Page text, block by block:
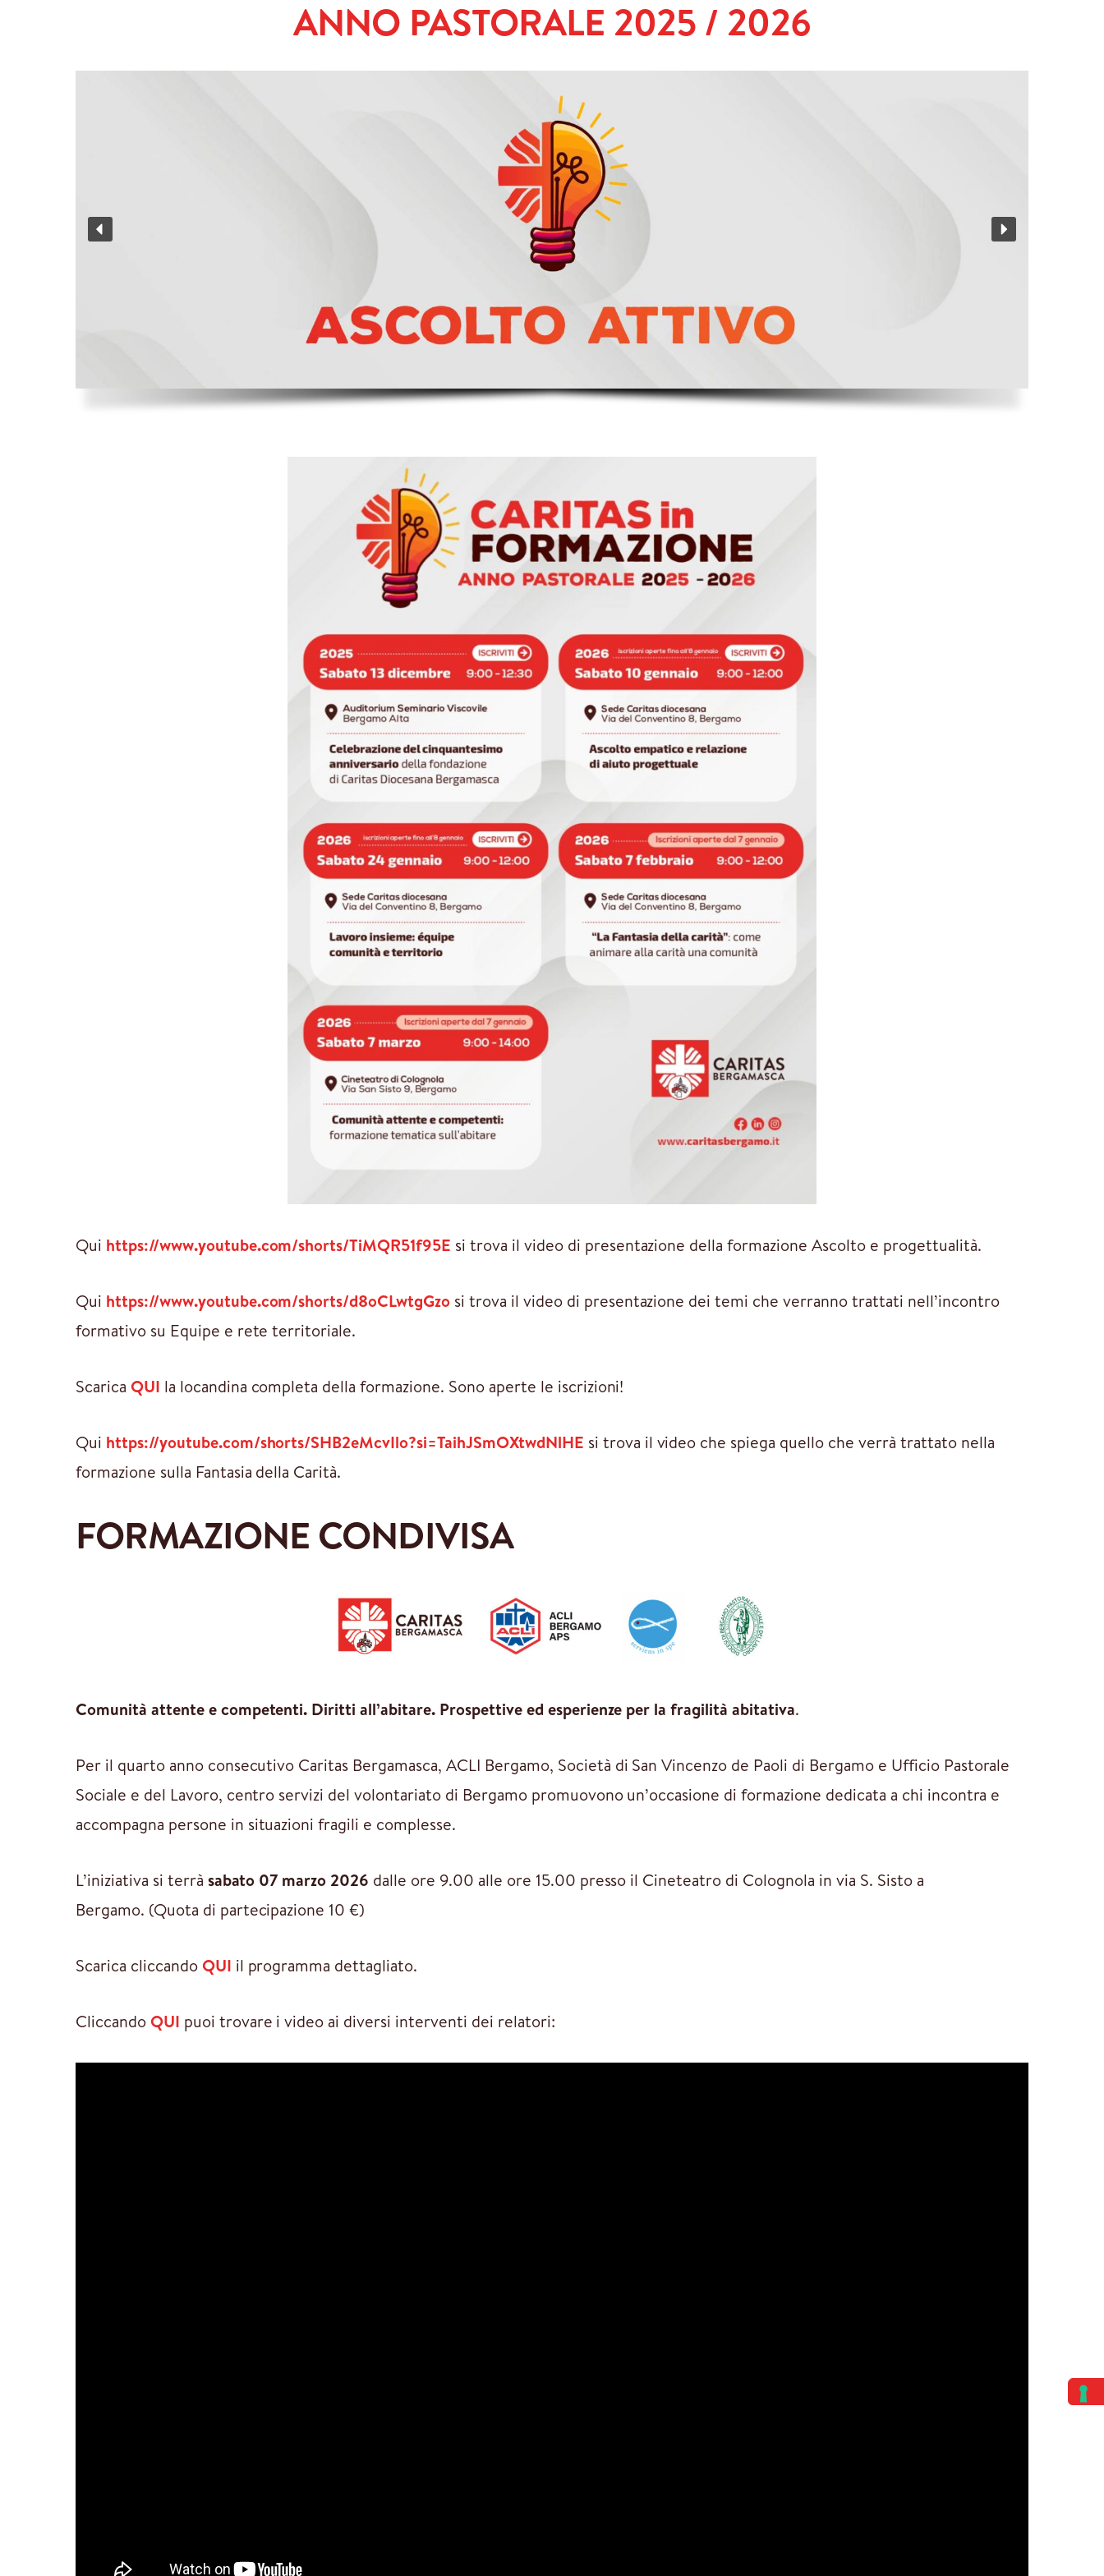
Giornata Internazionale di
contrasto alla povertà e
24 ore per la pace
ANNO PASTORALE 2025 / 2026
Qui https://www.youtube.com/shorts/TiMQR51f95E si trova il video di presentazione della formazione Ascolto e progettualità.
Qui https://www.youtube.com/shorts/d8oCLwtgGzo si trova il video di presentazione dei temi che verranno trattati nell’incontro
formativo su Equipe e rete territoriale.
Scarica QUI la locandina completa della formazione. Sono aperte le iscrizioni!
Qui https://youtube.com/shorts/SHB2eMcvIlo?si=TaihJSmOXtwdNlHE si trova il video che spiega quello che verrà trattato nella
formazione sulla Fantasia della Carità.
FORMAZIONE CONDIVISA
Comunità attente e competenti. Diritti all’abitare. Prospettive ed esperienze per la fragilità abitativa.
Per il quarto anno consecutivo Caritas Bergamasca, ACLI Bergamo, Società di San Vincenzo de Paoli di Bergamo e Ufficio Pastorale
Sociale e del Lavoro, centro servizi del volontariato di Bergamo promuovono un’occasione di formazione dedicata a chi incontra e
accompagna persone in situazioni fragili e complesse.
L’iniziativa si terrà sabato 07 marzo 2026 dalle ore 9.00 alle ore 15.00 presso il Cineteatro di Colognola in via S. Sisto a
Bergamo. (Quota di partecipazione 10 €)
Scarica cliccando QUI il programma dettagliato.
Cliccando QUI puoi trovare i video ai diversi interventi dei relatori: